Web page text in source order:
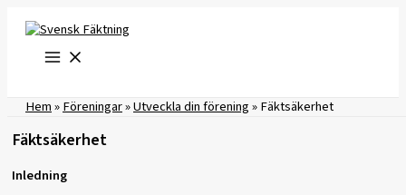
innehåll
Hem»Föreningar»Utveckla din förening»Fäktsäkerhet
Fäktsäkerhet
Inledning